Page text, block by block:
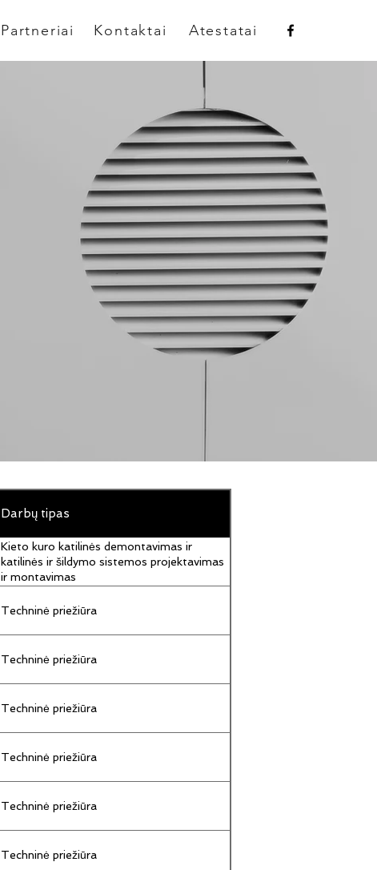
Atestatai
Partneriai Kontaktai
Darbų tipas
Kieto kuro katilinės demontavimas ir
katilinės ir šildymo sistemos projektavimas
ir montavimas
Techninė priežiūra
Techninė priežiūra
Techninė priežiūra
Techninė priežiūra
Techninė priežiūra
Techninė priežiūra